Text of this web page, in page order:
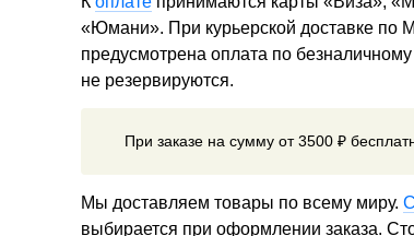
«Юмани». При курьерской доставке по
предусмотрена оплата по
не резервируются.
При заказе на сумму от 3500 ₽
Мы доставляем товары по всему миру.
выбирается при оформлении заказа.